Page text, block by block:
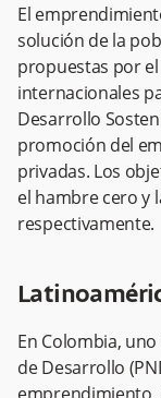
El
solución de la
propuestas por
internacionales
Desarrollo
promoción del
privadas. Los
el hambre cero y
respectivamente.
En Colombia,
de Desarrollo
emprendimiento,